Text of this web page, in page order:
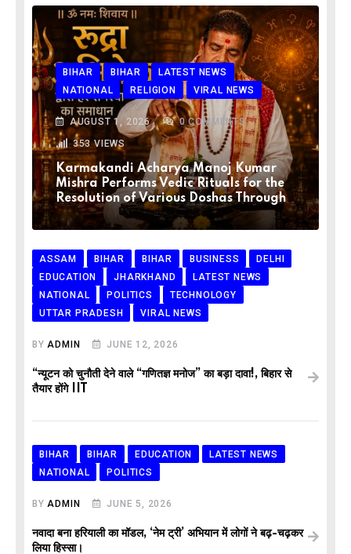
BIHAR BIHAR
LATEST NEWS
NATIONAL
RELIGION VIRAL NEWS
AUGUST 1, 2026 0COMMENTS
353VIEWS
Karmakandi Acharya Manoj Kumar
Mishra Performs Vedic Rituals for the
Resolution of Various Doshas Through
ASSAM BIHAR BIHAR BUSINESS
DELHI
EDUCATION
JHARKHAND
LATEST NEWS
NATIONAL
POLITICS
TECHNOLOGY
UTTAR PRADESH
VIRAL NEWS
BYADMIN JUNE 12, 2026
“न्यूटन को चुनौती देने वाले “गणितज्ञ मनोज” का बड़ा दावा!, बिहार से
तैयार होंगे IIT
BIHAR BIHAR EDUCATION
LATEST NEWS
NATIONAL
POLITICS
BYADMIN JUNE 5, 2026
नवादा बना हरियाली का मॉडल, ‘नेम ट्री’ अभियान में लोगों ने बढ़-चढ़कर
लिया हिस्सा।